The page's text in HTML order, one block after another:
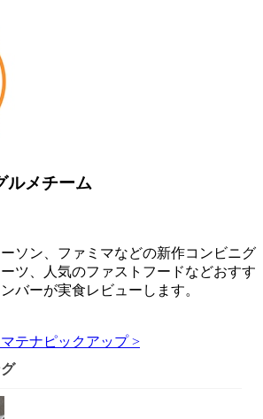
ルメチーム
ソン、ファミマなどの新作コンビニグ
ツ、人気のファストフードなどおすす
バーが実食レビューします。
テナピックアップ >